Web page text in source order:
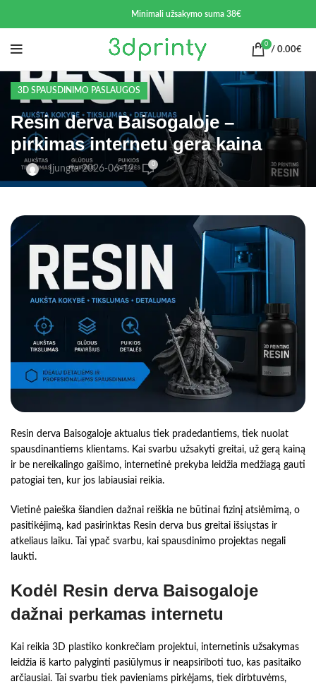
Minimali užsakymo suma 38€
0
/ 0.00€
3D SPAUSDINIMO PASLAUGOS
Resin derva Baisogaloje –
pirkimas internetu gera kaina
Įjungta 2026-06-12 0
Resin derva Baisogaloje aktualus tiek pradedantiems, tiek nuolat
spausdinantiems klientams. Kai svarbu užsakyti greitai, už gerą kainą
ir be nereikalingo gaišimo, internetinė prekyba leidžia medžiagą gauti
patogiai ten, kur jos labiausiai reikia.
Vietinė paieška šiandien dažnai reiškia ne būtinai fizinį atsiėmimą, o
pasitikėjimą, kad pasirinktas Resin derva bus greitai išsiųstas ir
atkeliaus laiku. Tai ypač svarbu, kai spausdinimo projektas negali
laukti.
Kodėl Resin derva Baisogaloje
dažnai perkamas internetu
Kai reikia 3D plastiko konkrečiam projektui, internetinis užsakymas
leidžia iš karto palyginti pasiūlymus ir neapsiriboti tuo, kas pasitaiko
arčiausiai. Tai svarbu tiek pavieniams pirkėjams, tiek dirbtuvėms,